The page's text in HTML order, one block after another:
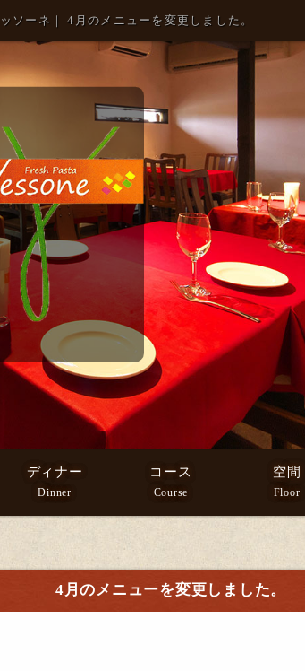
ソーネ｜ 4月のメニューを変更しました。
ディナー
Dinner
コース
Course
空間
Floor
4月のメニューを変更しました。